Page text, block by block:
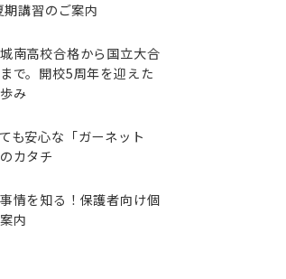
期講習のご案内
城南高校合格から国立大合
で。開校5周年を迎えた
み
も安心な「ガーネット
カタチ
情を知る！保護者向け個
内